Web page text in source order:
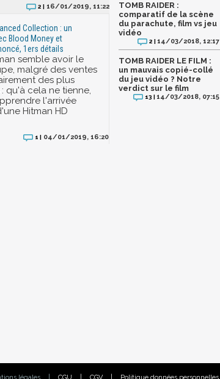
2 | 16/01/2019, 11:22
Collection : un
Blood Money et
1ers détails
semble avoir le
malgré des ventes
des plus
qu'à cela ne tienne,
l'arrivée
Hitman HD
1 | 04/01/2019, 16:20
TOMB RAIDER :
comparatif de la scène
du parachute, film vs jeu
vidéo
2 | 14/03/2018, 12:17
TOMB RAIDER LE FILM :
un mauvais copié-collé
du jeu vidéo ? Notre
verdict sur le film
13 | 14/03/2018, 07:15